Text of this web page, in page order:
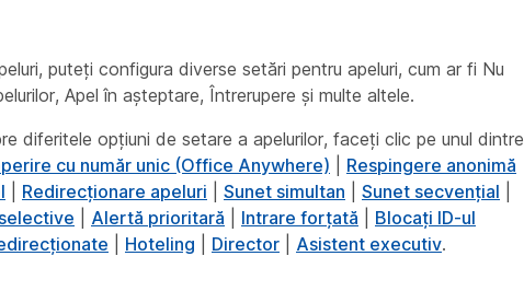
puteți configura diverse setări pentru apeluri, cum ar fi Nu
Apel în așteptare, Întrerupere și multe altele.
diferitele opțiuni de setare a apelurilor, faceți clic pe unul dintre
cu număr unic (Office Anywhere)
Respingere anonimă
Redirecționare apeluri Sunet simultan Sunet secvențial
Alertă prioritară Intrare forțată
Blocați ID-ul
Hoteling Director Asistent executiv.